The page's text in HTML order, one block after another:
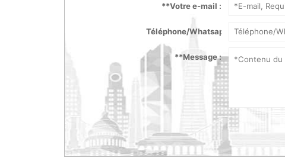
**Votre e-mail :
Téléphone/Whatsapp :
**Message :